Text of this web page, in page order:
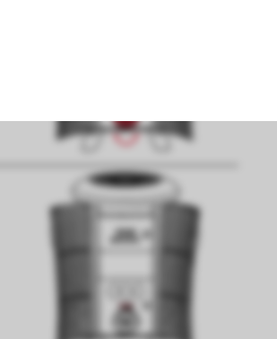
In einigen Fällen wird
Anfrage bearbeiten
auf unserer Seite
schlecht ausgewählten
Anfrage bearbeiten